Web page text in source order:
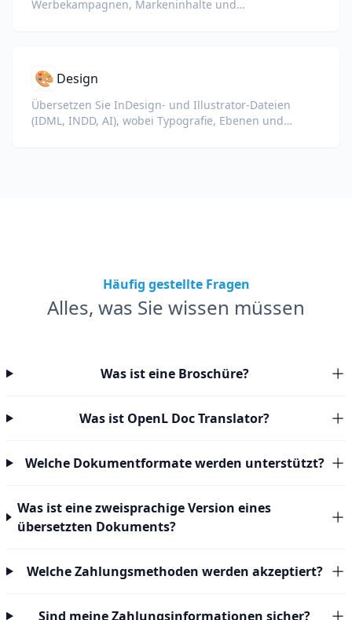
Werbekampagnen, Markeninhalte und
🎨 Design
Übersetzen Sie InDesign- und Illustrator-Dateien
(IDML, INDD, AI), wobei Typografie, Ebenen und
Häufig gestellte Fragen
Alles, was Sie wissen müssen
Was ist eine Broschüre?
Was ist OpenL Doc Translator?
Welche Dokumentformate werden unterstützt?
Was ist eine zweisprachige Version eines
übersetzten Dokuments?
Welche Zahlungsmethoden werden akzeptiert?
Sind meine Zahlungsinformationen sicher?